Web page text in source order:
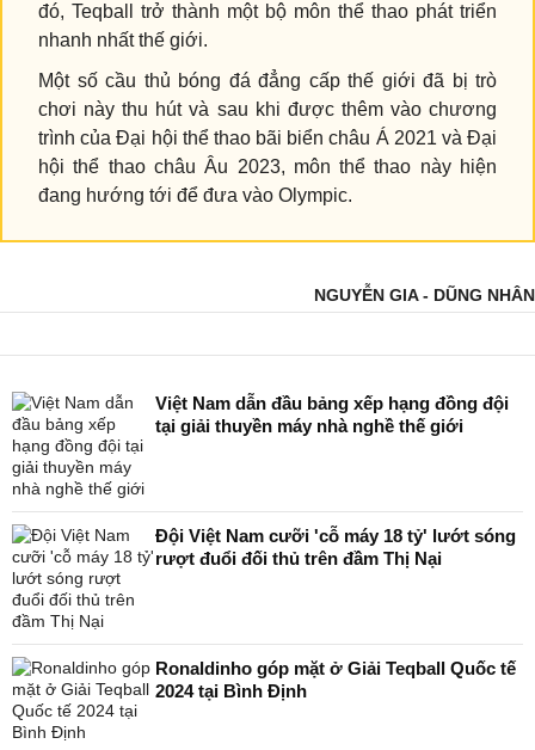
đó, Teqball trở thành một bộ môn thể thao phát triển
nhanh nhất thế giới.
Một số cầu thủ bóng đá đẳng cấp thế giới đã bị trò
chơi này thu hút và sau khi được thêm vào chương
trình của Đại hội thể thao bãi biển châu Á 2021 và Đại
hội thể thao châu Âu 2023, môn thể thao này hiện
đang hướng tới để đưa vào Olympic.
NGUYỄN GIA - DŨNG NHÂN
Việt Nam dẫn đầu bảng xếp hạng đồng đội
tại giải thuyền máy nhà nghề thế giới
Đội Việt Nam cưỡi 'cỗ máy 18 tỷ' lướt sóng
rượt đuổi đối thủ trên đầm Thị Nại
Ronaldinho góp mặt ở Giải Teqball Quốc tế
2024 tại Bình Định